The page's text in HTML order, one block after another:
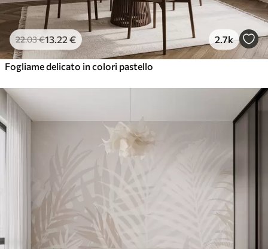
22.03€13 .22 € 2.7k
Fogliame delicato in colori pastello